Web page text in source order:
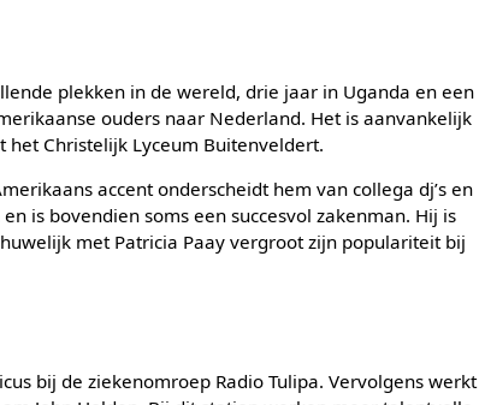
plekken in de wereld, drie jaar in Uganda en een
ouders naar Nederland. Het is aanvankelijk
het Christelijk Lyceum Buitenveldert.
accent onderscheidt hem van collega dj’s en
is bovendien soms een succesvol zakenman. Hij is
met Patricia Paay vergroot zijn populariteit bij
bij de ziekenomroep Radio Tulipa. Vervolgens werkt